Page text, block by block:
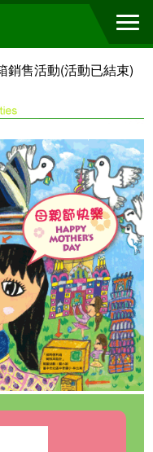
銷售活動(活動已結束)